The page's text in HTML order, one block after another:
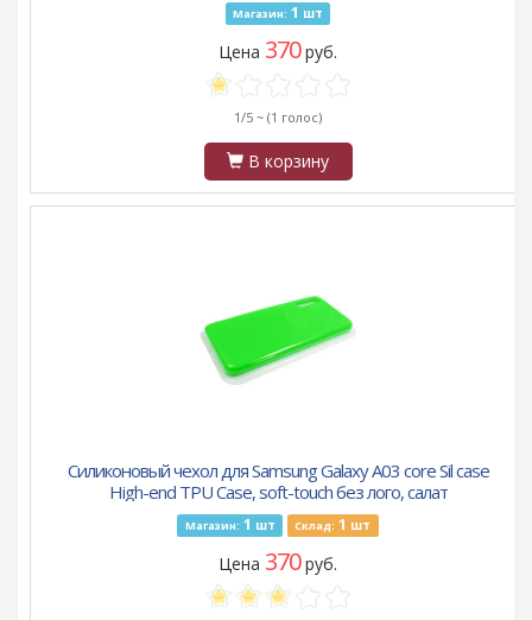
Магазин: 1 шт
Цена 370руб.
1/5 ~ (1 голос)
В корзину
Силиконовый чехол для Samsung Galaxy A03 core Sil case
High-end TPU Case, soft-touch без лого, салат
Магазин: 1 шт Склад: 1 шт
Цена 370руб.